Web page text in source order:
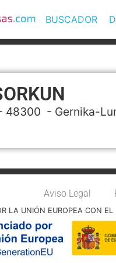
BUSCADOR
48300 - Gernika-
Aviso Legal
LA UNIÓN EUROPEA CON